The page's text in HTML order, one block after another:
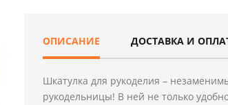
ОПИСАНИЕ ДОСТАВКА И
Шкатулка для рукоделия –
рукодельницы! В ней не только